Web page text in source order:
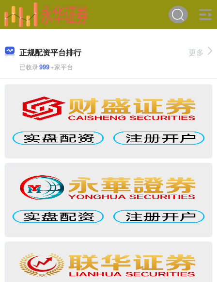
正规配资平台排行
已收录999+家平台
更多